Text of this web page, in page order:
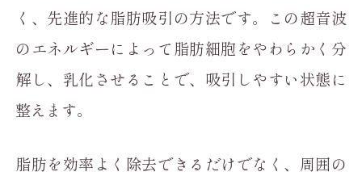
く、先進的な脂肪吸引の方法です。この超音波
のエネルギーによって脂肪細胞をやわらかく分
解し、乳化させることで、吸引しやすい状態に
整えます。
脂肪を効率よく除去できるだけでなく、周囲の